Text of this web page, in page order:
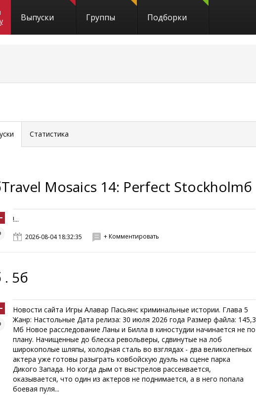
Выпуски Группы Подборки
Статистика
Mosaics 14: Perfect Stockholmб
!...
2026-08-04 18:32:35 + Комментировать
. 5б
Новости сайта Игры Алавар Пасьянс криминальные истории. Глава 5
Жанр: Настольные Дата релиза: 30 июля 2026 года Размер файла: 145,3
Мб Новое расследование Ланы и Билла в киностудии начинается не по
плану. Начищенные до блеска револьверы, сдвинутые на лоб
широкополые шляпы, холодная сталь во взглядах - два великолепных
актера уже готовы разыграть ковбойскую дуэль на сцене парка
Дикого Запада. Но когда дым от выстрелов рассеивается,
оказывается, что один из актеров не поднимается, а в него попала
боевая пуля...